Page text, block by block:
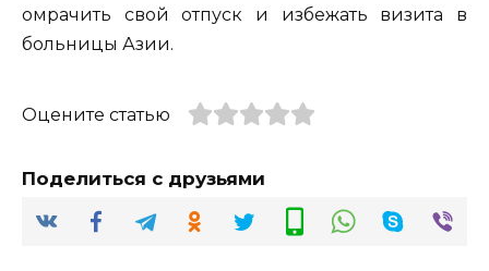
омрачить свой отпуск и избежать визита в
больницы Азии.
Оцените статью
Поделиться с друзьями